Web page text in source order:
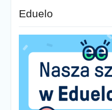
Eduelo